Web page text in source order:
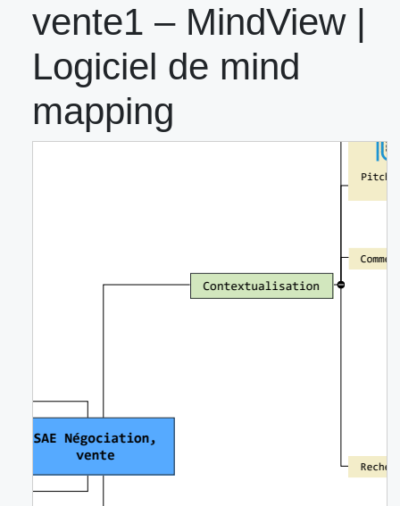
vente1 – MindView |
Logiciel de mind
mapping